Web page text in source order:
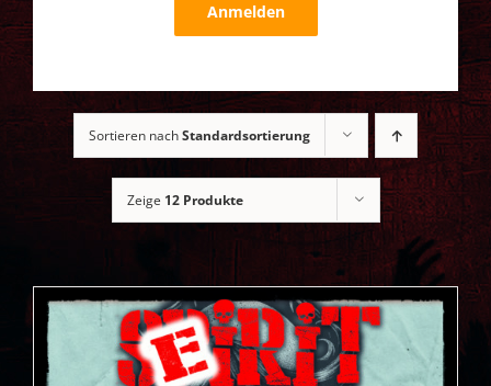
Anmelden
Sortieren nachStandardsortierung
Zeige 12 Produkte